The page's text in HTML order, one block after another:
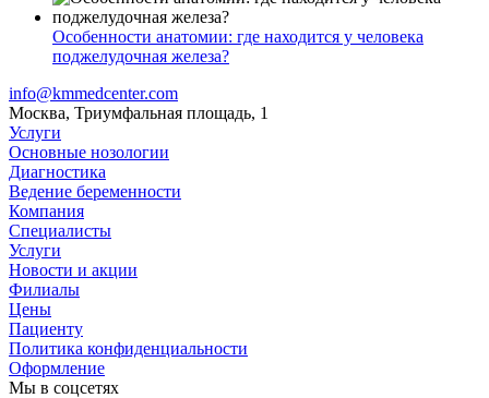
Особенности анатомии: где находится у человека
поджелудочная железа?
info@kmmedcenter.com
Москва, Триумфальная площадь, 1
Услуги
Основные нозологии
Диагностика
Ведение беременности
Компания
Специалисты
Услуги
Новости и акции
Филиалы
Цены
Пациенту
Политика конфиденциальности
Оформление
Мы в соцсетях